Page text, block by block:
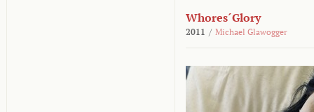
Whores´Glory
2011 / Michael Glawogger